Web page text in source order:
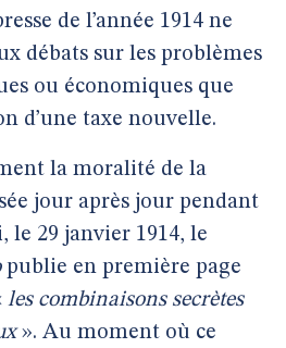
de l’année 1914 ne
débats sur les problèmes
ou économiques que
d’une taxe nouvelle.
la moralité de la
jour après jour pendant
le 29 janvier 1914, le
publie en première page
les combinaisons secrètes
». Au moment où ce